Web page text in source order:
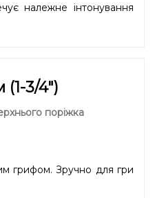
належне інтонування
3/4″)
поріжка
грифом. Зручно для гри